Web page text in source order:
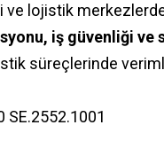
lojistik
iş güvenliği ve
süreçlerinde
SE.2552.1001